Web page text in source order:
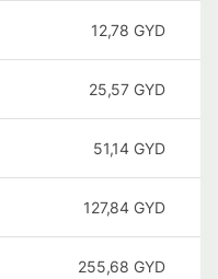
12,78 GYD
25,57 GYD
51,14 GYD
127,84 GYD
255,68 GYD